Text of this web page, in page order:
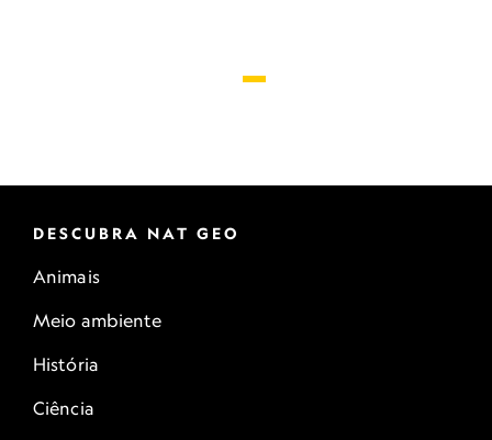
DESCUBRA NAT GEO
Animais
Meio ambiente
História
Ciência